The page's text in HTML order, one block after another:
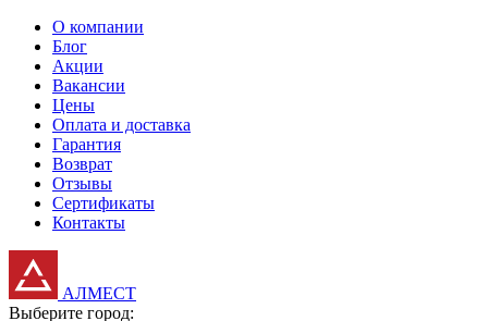
О компании
Блог
Акции
Вакансии
Цены
Оплата и доставка
Гарантия
Возврат
Отзывы
Сертификаты
Контакты
АЛМЕСТ
Выберите город: